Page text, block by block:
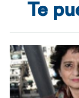
Te